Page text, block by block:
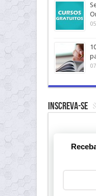
Inscreva-se